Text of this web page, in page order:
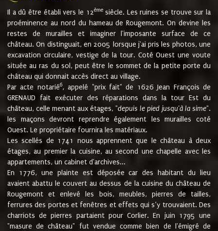
Il a dû être établi vers le 12èmesiècle. Les ruines se trouve sur la
proéminence au nord du hameau de Rougemont. On devine les
restes de murailles et imaginer l'imposante surface de ce
château. On distinguait, en 2005 lorsque j'ai pris les photos, une
excavation circulaire, vestige de la tour. Coté Ouest une voute
située au ras du sol, peut être le sommet de la petite porte du
château qui donnait accès direct au village.
Par acte notarié6, appelé "prix fait" de 1626 Jean François de
GRENAUD fait exécuter des réparations dans la tour Est du
château, celle menant aux étages, "depuis le pied jusqu'à la sime".
les maçons devront reprendre également les murailles coté
Ouest. Le propriétaire fournira les matériaux.
Les scellés de 1741 nous apprennent que le château à deux
étages, au premier la cuisine, au second une chapelle avec les
appartements, un cabinet d'archives...
En 1776, une plainte est déposée car des habitant du lieu
avaient abattu le couvert au dessus de la cuisine du château de
Rougemont et enlevé les bois, meubles, pierres de tailles,
ferrures des portes et fenêtres et effets qui s’y trouvaient. Des
charriots de pierres partaient pour Corlier. En juin 1795 une
"masure de château" fut vendue comme bien de l'émigré de